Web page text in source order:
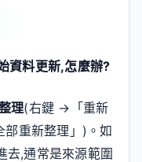
資料更新,怎麼辦?
理(右鍵 →「重新
重新整理」)。如
去,通常是來源範圍